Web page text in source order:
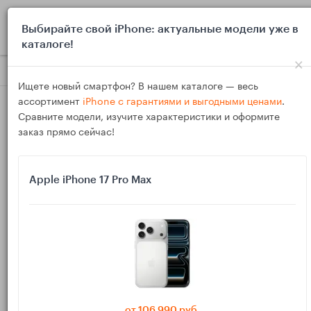
Блог Инструкции Mac не видит iPhone по кабелю: как
17
Mac не видит iPhone по кабелю: как включить
доверие и заставить Finder/iTunes увидеть
Выбирайте свой iPhone: актуальные модели уже в
каталоге!
×
Ищете новый смартфон? В нашем каталоге — весь
ассортимент iPhone с гарантиями и выгодными ценами.
Сравните модели, изучите характеристики и оформите
заказ прямо сейчас!
Apple iPhone 17 Pro Max